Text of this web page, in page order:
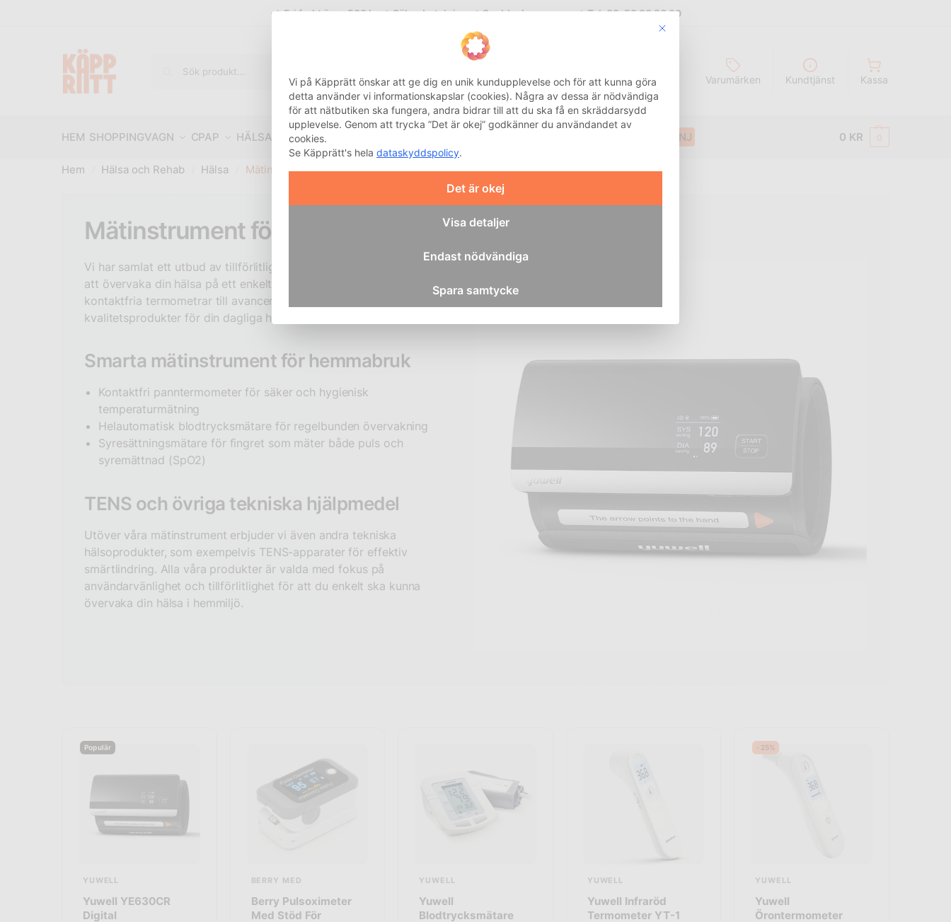
Fri frakt över 500 kr Säker betalning Snabba leveranser Tel: 08-58 00 96 00
Varumärken Kundtjänst Kassa
HEM SHOPPINGVAGN CPAP HÄLSA OCH REHAB KAMPANJ 0 KR 0
Hem Hälsa och Rehab Hälsa Mätinstrument
Mätinstrument för hälsa
Vi har samlat ett utbud av tillförlitliga mätinstrument som hjälper dig
att övervaka din hälsa på ett enkelt och säkert sätt. Från moderna
kontaktfria termometrar till avancerade blodtrycksmätare erbjuder vi
kvalitetsprodukter för din dagliga hälsokontroll.
Smarta mätinstrument för hemmabruk
Kontaktfri panntermometer för säker och hygienisk
temperaturmätning
Helautomatisk blodtrycksmätare för regelbunden övervakning
Syresättningsmätare för fingret som mäter både puls och
syremättnad (SpO2)
TENS och övriga tekniska hjälpmedel
Utöver våra mätinstrument erbjuder vi även andra tekniska
hälsoprodukter, som exempelvis TENS-apparater för effektiv
smärtlindring. Alla våra produkter är valda med fokus på
användarvänlighet och tillförlitlighet för att du enkelt ska kunna
övervaka din hälsa i hemmiljö.
Populär
YUWELL
Yuwell YE630CR
Digital
BERRY MED
Berry Pulsoximeter
Med Stöd För
YUWELL
Yuwell
Blodtrycksmätare
YUWELL
Yuwell Infraröd
Termometer YT-1
-25%
YUWELL
Yuwell
Örontermometer
This button closes the dialog. Its functionality is identical to
Integritetsinställning
Vi på Käpprätt önskar att ge dig en unik kundupplevelse och för att kunna göra
detta använder vi informationskapslar (cookies). Några av dessa är nödvändiga
för att nätbutiken ska fungera, andra bidrar till att du ska få en skräddarsydd
upplevelse. Genom att trycka ”Det är okej” godkänner du användandet av
cookies.
Se Käpprätt's hela dataskyddspolicy.
Det är okej
Visa detaljer
Endast nödvändiga
Spara samtycke